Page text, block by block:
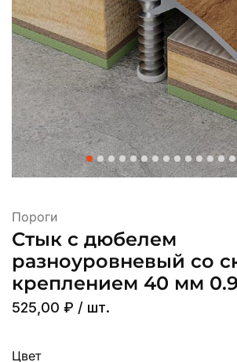
Пороги
Стык с дюбелем
разноуровневый со
креплением 40 мм
525,00 ₽ / шт.
Цвет